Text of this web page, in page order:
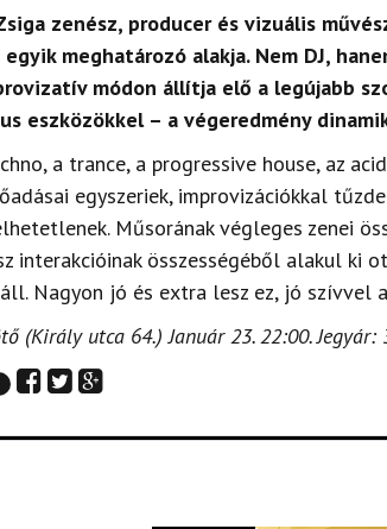
zenész, producer és vizuális
meghatározó alakja. Nem DJ,
módon állítja elő a legújabb
eszközökkel – a végeredmény
a trance, a progressive house, az
egyszeriek, improvizációkkal
Műsorának végleges zenei
interakcióinak összességéből alakul ki
Nagyon jó és extra lesz ez, jó szívvel
(Király utca 64.) Január 23. 22:00.